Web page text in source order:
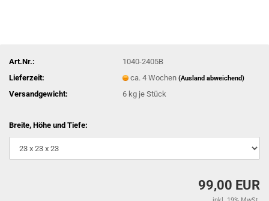
Art.Nr.:
1040-2405B
Lieferzeit:
ca. 4 Wochen(Ausland abweichend)
Versandgewicht: 6 kg je Stück
Breite, Höhe und Tiefe:
99,00 EUR